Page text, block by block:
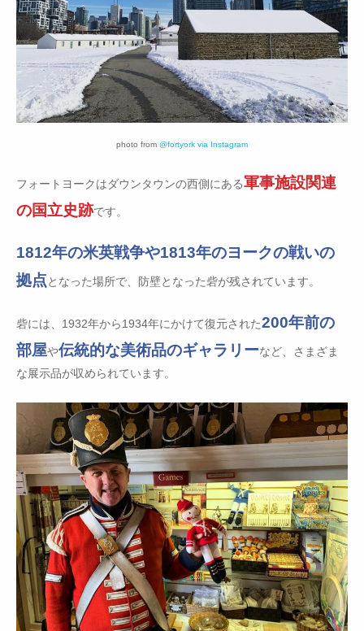
photo from @fortyork via Instagram
フォートヨークはダウンタウンの西側にある軍事施設関連
の国立史跡です。
1812年の米英戦争や1813年のヨークの戦いの
拠点となった場所で、防壁となった砦が残されています。
砦には、1932年から1934年にかけて復元された200年前の
部屋や伝統的な美術品のギャラリーなど、さまざま
な展示品が収められています。